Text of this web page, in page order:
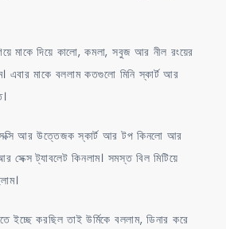
মাকে দিয়ে কালো, কমলা, সবুজ আর নীল রংয়ের
এবার মাকে বললাম কতগুলো মিনি স্কার্ট আর
আর উত্তেজক স্কার্ট আর টপ কিনলো আর
ট্যাবলেট কিনলাম। সমস্ত বিল মিটিয়ে
ইচ্ছে করছিল তাই উর্মিকে বললাম, ডিনার করে